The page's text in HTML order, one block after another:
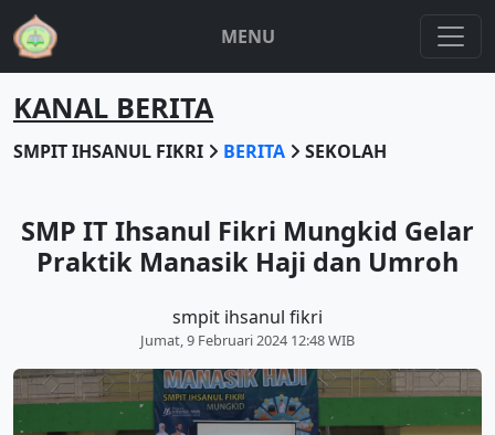
MENU
KANAL BERITA
SMPIT IHSANUL FIKRI BERITA SEKOLAH
SMP IT Ihsanul Fikri Mungkid Gelar
Praktik Manasik Haji dan Umroh
smpit ihsanul fikri
Jumat, 9 Februari 2024 12:48 WIB